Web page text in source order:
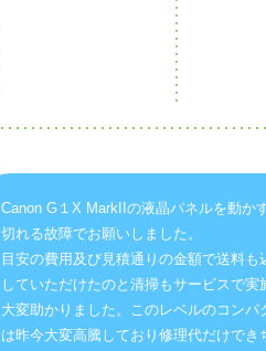
Canon G１X MarkIIの液晶パネルを動か
切れる故障でお願いしました。
目安の費用及び見積通りの金額で送料も
していただけたのと清掃もサービスで実
大変助かりました。このレベルのコンパ
は昨今大変高騰しており修理代だけでき